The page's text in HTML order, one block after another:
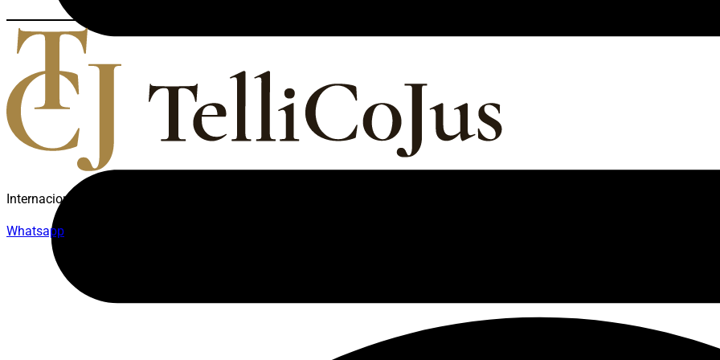
Internacionalização e Blindagem Internacional para empresários, investidores e famílias que buscam proteção, mobilidade
Whatsapp